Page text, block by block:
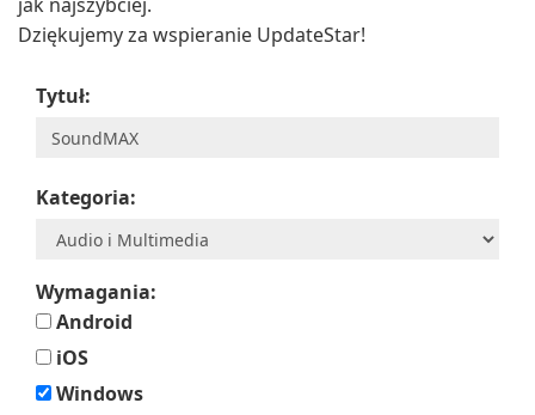
Dziękujemy za wspieranie UpdateStar!
Tytuł:
Kategoria:
Wymagania:
Android
iOS
Windows